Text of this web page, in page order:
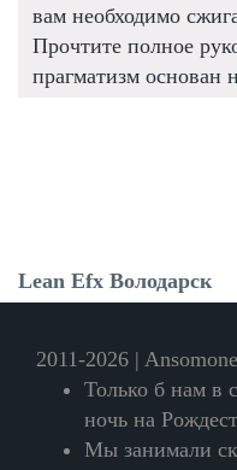
вам необходимо
Прочтите полное
прагматизм основан
Lean Efx Володарск
2011-2026 |
Только б нам в
ночь на
Мы занимали